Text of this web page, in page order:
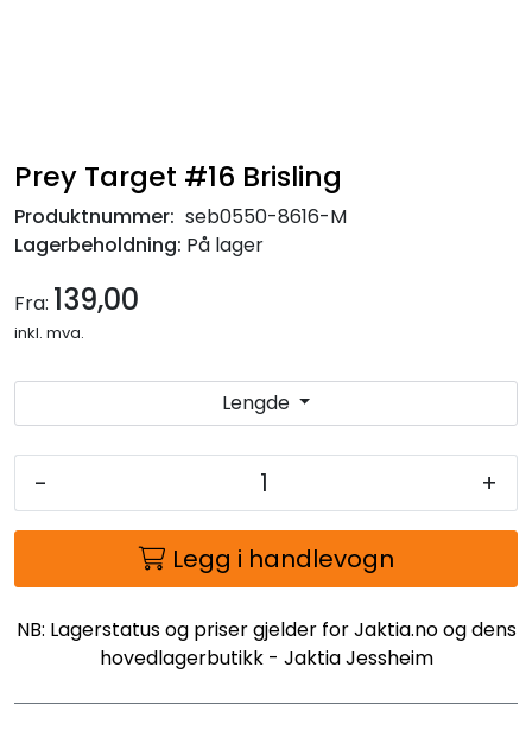
Prey Target #16 Brisling
Produktnummer: seb0550-8616-M
Lagerbeholdning: På lager
Fra: 139,00
inkl. mva.
Lengde
- +
Legg i handlevogn
NB: Lagerstatus og priser gjelder for Jaktia.no og dens
hovedlagerbutikk - Jaktia Jessheim